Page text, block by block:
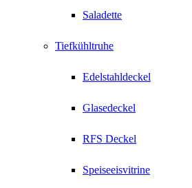
Saladette
Tiefkühltruhe
Edelstahldeckel
Glasedeckel
RFS Deckel
Speiseeisvitrine